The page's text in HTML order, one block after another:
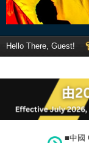
Hello There, Guest!
■中國